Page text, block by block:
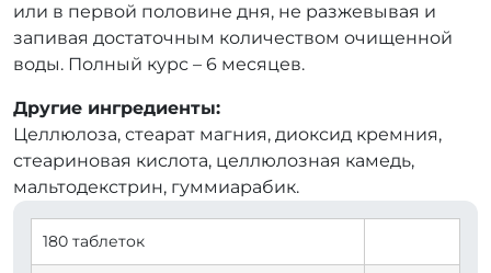
или в первой половине дня, не разжевывая и
запивая достаточным количеством очищенной
воды. Полный курс – 6 месяцев.
Другие ингредиенты:
Целлюлоза, стеарат магния, диоксид кремния,
стеариновая кислота, целлюлозная камедь,
мальтодекстрин, гуммиарабик.
180 таблеток